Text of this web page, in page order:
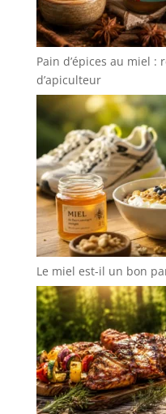
Pain d’épices au miel :
d’apiculteur
Le miel est-il un bon